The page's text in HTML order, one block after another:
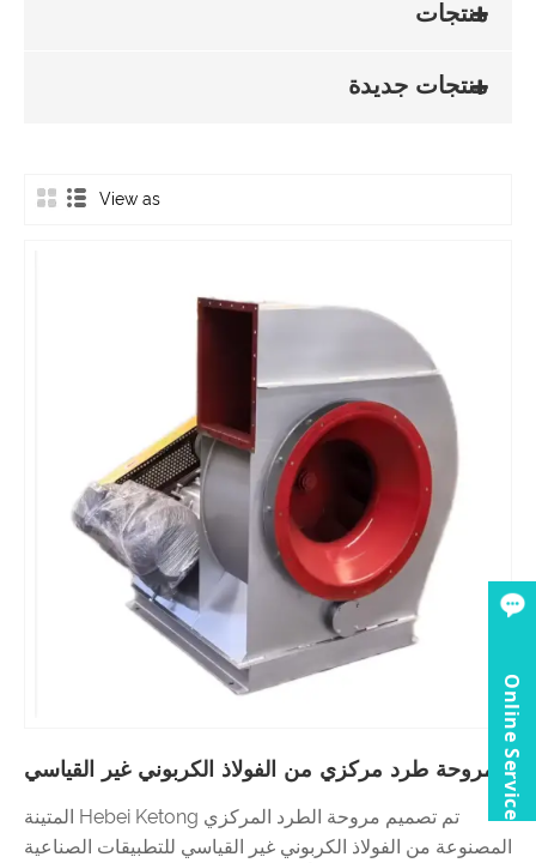
منتجات
منتجات جديدة
View as
مروحة طرد مركزي من الفولاذ الكربوني غير القياسي
تم تصميم مروحة الطرد المركزي Hebei Ketong المتينة
المصنوعة من الفولاذ الكربوني غير القياسي للتطبيقات الصناعية
Online Service